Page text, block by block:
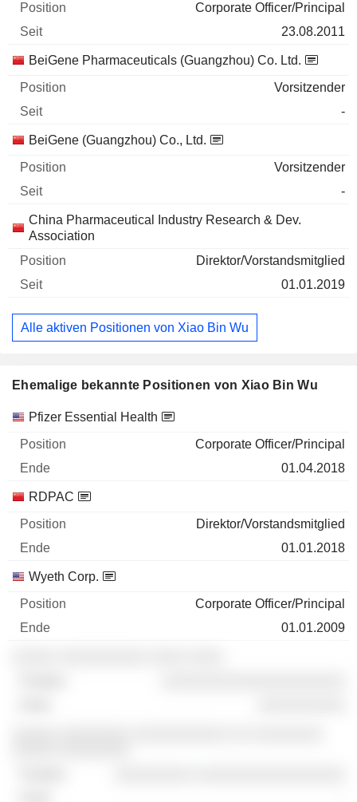
Corporate Officer/Principal
23.08.2011
BeiGene Pharmaceuticals (Guangzhou) Co. Ltd.
Vorsitzender
-
BeiGene (Guangzhou) Co., Ltd.
Vorsitzender
-
China Pharmaceutical Industry Research & Dev.
Association
Direktor/Vorstandsmitglied
01.01.2019
Alle aktiven Positionen von Xiao Bin Wu
Ehemalige bekannte Positionen von Xiao Bin Wu
Unternehmen Position Ende
Pfizer Essential Health
Corporate Officer/Principal
01.04.2018
RDPAC
Direktor/Vorstandsmitglied
01.01.2018
Wyeth Corp.
Corporate Officer/Principal
01.01.2009